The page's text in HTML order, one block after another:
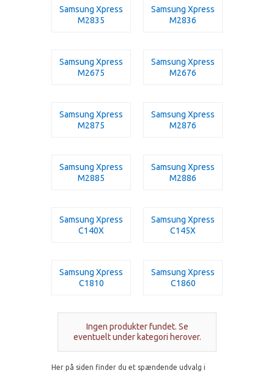
Samsung Xpress
M2835
Samsung Xpress
M2836
Samsung Xpress
M2675
Samsung Xpress
M2676
Samsung Xpress
M2875
Samsung Xpress
M2876
Samsung Xpress
M2885
Samsung Xpress
M2886
Samsung Xpress
C140X
Samsung Xpress
C145X
Samsung Xpress
C1810
Samsung Xpress
C1860
Ingen produkter fundet. Se
eventuelt under kategori herover.
Her på siden finder du et spændende udvalg i